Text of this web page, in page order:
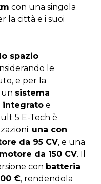
con una singola
la città e i suoi
spazio
le
e per la
un sistema
integrato e
5 E-Tech è
una con
da 95 CV, e una
da 150 CV. Il
con batteria
€, rendendola